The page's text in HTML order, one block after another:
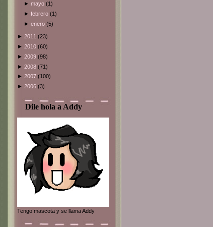
►mayo(1)
►febrero(1)
►enero(5)
► 2011 (23)
► 2010 (60)
► 2009 (98)
► 2008 (71)
► 2007 (100)
► 2006 (3)
Dile hola a Addy
Tengo mascota y se llama Addy